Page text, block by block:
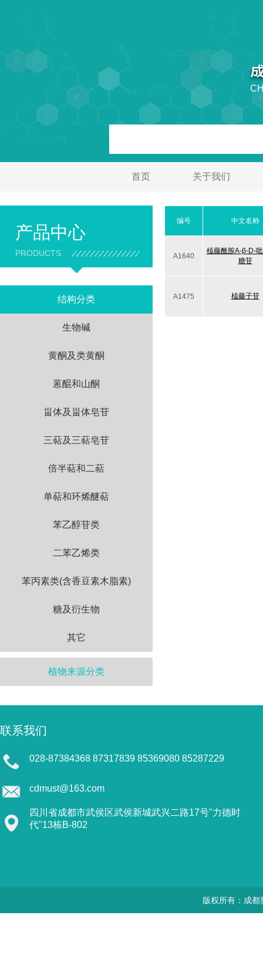
首页 关于我们
产品中心
PRODUCTS
结构分类
生物碱
黄酮及类黄酮
蒽醌和山酮
甾体及甾体皂苷
三萜及三萜皂苷
倍半萜和二萜
单萜和环烯醚萜
苯乙醇苷类
二苯乙烯类
苯丙素类(含香豆素木脂素)
糖及衍生物
其它
植物来源分类
编号 中文名称
A1640
榼藤酰胺A-β-D-
糖苷
A1475 榼藤子苷
联系我们
028-87384368 87317839 85369080 85287229
cdmust@163.com
四川省成都市武侯区武侯新城武兴二路17号"力德时
代"13栋B-802
版权所有：成